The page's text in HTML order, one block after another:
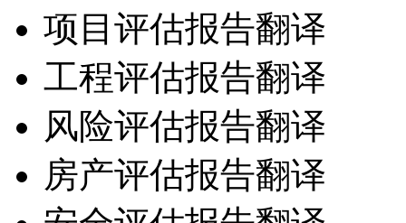
项目评估报告翻译
工程评估报告翻译
风险评估报告翻译
房产评估报告翻译